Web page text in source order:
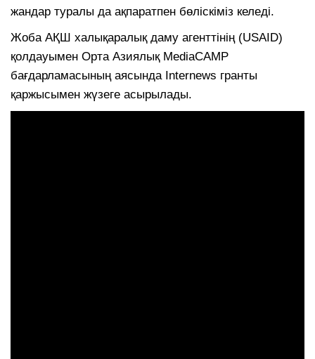
жандар туралы да ақпаратпен бөліскіміз келеді.
Жоба АҚШ халықаралық даму агенттінің (USAID)
қолдауымен Орта Азиялық MediaCAMP
бағдарламасының аясында Internews гранты
қаржысымен жүзеге асырылады.